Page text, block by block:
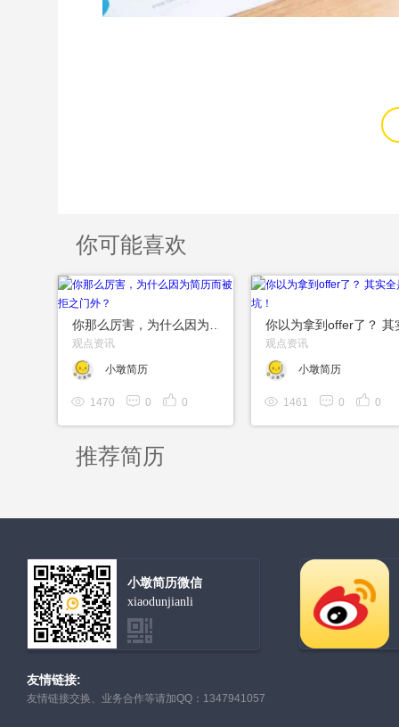
你可能喜欢
观点资讯
小墩简历
1470 0 0
观点资讯
小墩简历
1461 0 0
推荐简历
小墩简历微信
xiaodunjianli
友情链接:
友情链接交换、业务合作等请加QQ：1347941057